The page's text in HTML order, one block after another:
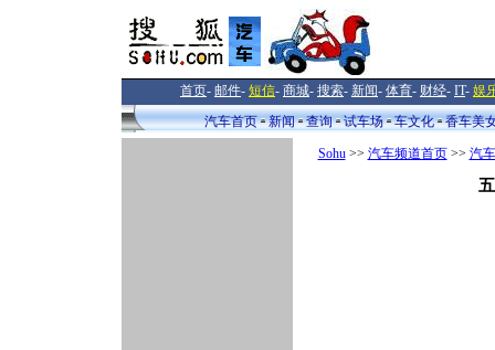
首页- 邮件- 短信- 商城- 搜索- 新闻- 体育- 财经- IT- 娱
汽车首页
新闻 查询 试车场 车文化 香车美
Sohu>> 汽车频道首页>> 汽